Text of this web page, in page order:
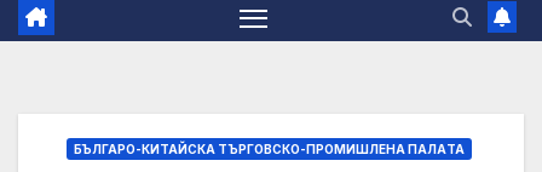
БЪЛГАРО-КИТАЙСКА ТЪРГОВСКО-ПРОМИШЛЕНА ПАЛAТА